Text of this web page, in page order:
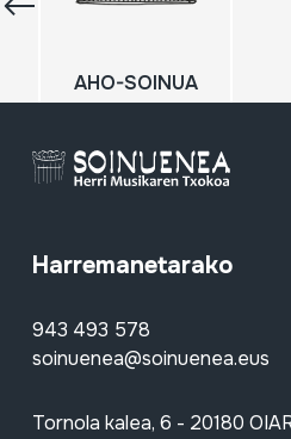
AHO-SOINUA
Harremanetarako
943 493 578
soinuenea@soinuenea.eus
Tornola kalea, 6 - 20180